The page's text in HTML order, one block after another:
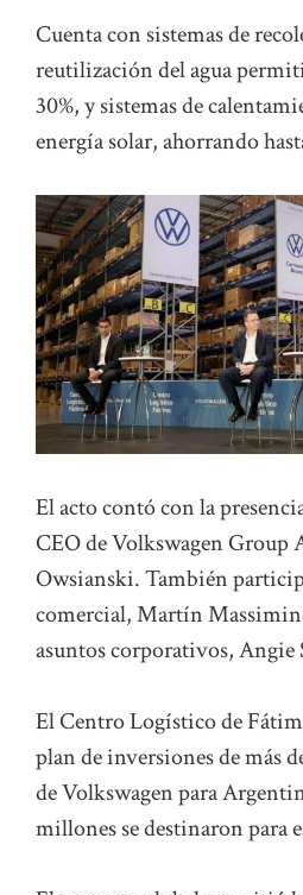
Cuenta con sistemas de
reutilización del agua
30%, y sistemas de
energía solar, ahorrando
El acto contó con la
CEO de Volkswagen Group
Owsianski. También
comercial, Martín
asuntos corporativos, Angie
El Centro Logístico de
plan de inversiones de más
de Volkswagen para
millones se destinaron para